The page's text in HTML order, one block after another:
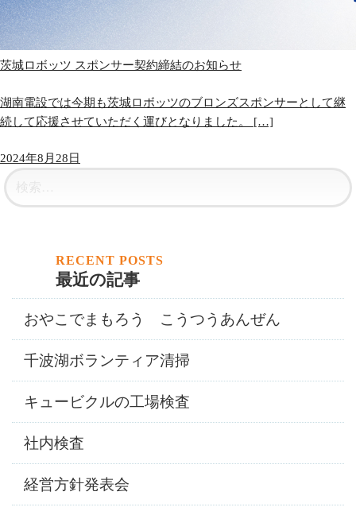
茨城ロボッツ スポンサー契約締結のお知らせ
湖南電設では今期も茨城ロボッツのブロンズスポンサーとして継
続して応援させていただく運びとなりました。 […]
2024年8月28日
最近の記事
おやこでまもろう こうつうあんぜん
千波湖ボランティア清掃
キュービクルの工場検査
社内検査
経営方針発表会